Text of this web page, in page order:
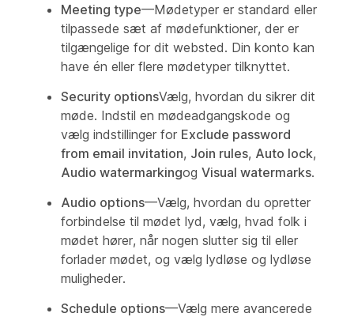
Meeting type—Mødetyper er standard eller
tilpassede sæt af mødefunktioner, der er
tilgængelige for dit websted. Din konto kan
have én eller flere mødetyper tilknyttet.
Security optionsVælg, hvordan du sikrer dit
møde. Indstil en mødeadgangskode og
vælg indstillinger for Exclude password
from email invitation, Join rules, Auto lock,
Audio watermarkingog Visual watermarks.
Audio options—Vælg, hvordan du opretter
forbindelse til mødet lyd, vælg, hvad folk i
mødet hører, når nogen slutter sig til eller
forlader mødet, og vælg lydløse og lydløse
muligheder.
Schedule options—Vælg mere avancerede